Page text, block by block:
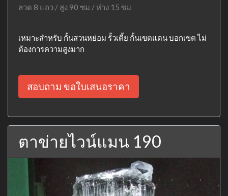
ลวด 8 แถว / สูง 90 ซม / ห่าง 15 ซม
เหมาะสำหรับ กั้นสวนหย่อม รั้วเตี้ย กั้นเขตแดน บอกเขต ไม่
ต้องการความสูงมาก
สอบถาม ขอใบเสนอราคา
ตาข่ายไวน์แมน 190